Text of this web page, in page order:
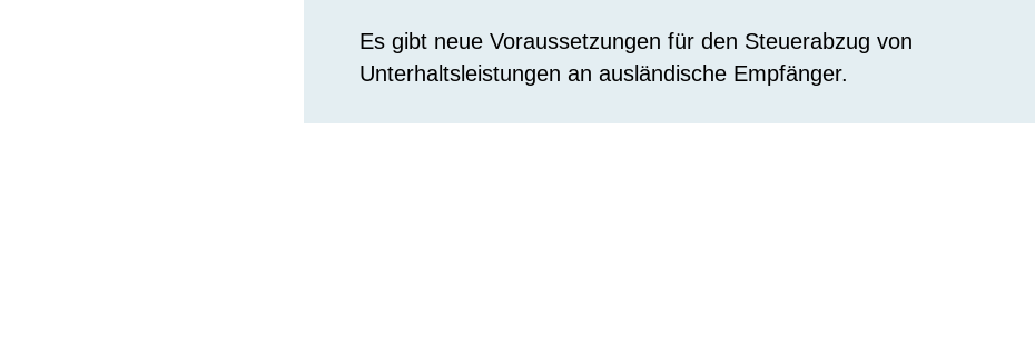
Es gibt neue Voraussetzungen für den Steuerabzug von
Unterhaltsleistungen an ausländische Empfänger.